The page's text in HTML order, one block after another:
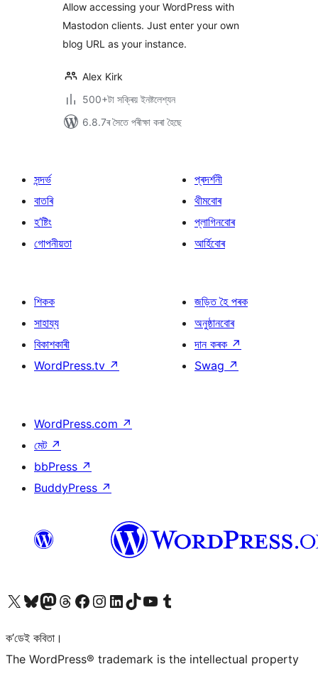
Allow accessing your WordPress with
Mastodon clients. Just enter your own
blog URL as your instance.
Alex Kirk
500+টা সক্ৰিয় ইনষ্টলেশ্যন
6.8.7ৰ সৈতে পৰীক্ষা কৰা হৈছে
সন্দৰ্ভ
বাতৰি
হ’ষ্টিং
গোপনীয়তা
প্ৰদৰ্শনী
থীমবোৰ
প্লাগিনবোৰ
আৰ্হিবোৰ
শিকক
সাহায্য
বিকাশকাৰী
WordPress.tv ↗
জড়িত হৈ পৰক
অনুষ্ঠানবোৰ
দান কৰক ↗
Swag ↗
WordPress.com ↗
মেট ↗
bbPress ↗
BuddyPress ↗
আমাৰ X (আগৰ Twitter) একাউণ্টলৈ যাওকআমাৰ Bluesky একাউণ্টলৈ যাওকআমাৰ Mastodon একাউণ্টলৈ যাওকআমাৰ Threads একাউণ্টলৈ যাওকআমাৰ Facebook পৃষ্ঠালৈ যাওকআমাৰ Instagram একাউণ্টলৈ যাওকআমাৰ LinkedIn একাউণ্টলৈ যাওকআমাৰ TikTok একাউণ্টলৈ যাওকআমাৰ YouTube চেনেললৈ যাওকআমাৰ Tumblr একাউণ্টলৈ যাওক
ক’ডেই কবিতা।
The WordPress® trademark is the intellectual property